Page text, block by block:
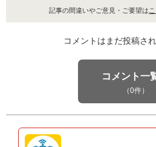
記事の間違いやご意見・ご要望は
コメントはまだ投稿さ
コメント一
（0件）